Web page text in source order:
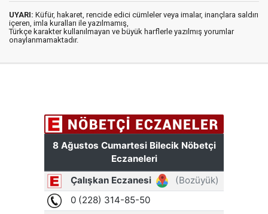
UYARI: Küfür, hakaret, rencide edici cümleler veya imalar, inançlara saldırı
içeren, imla kuralları ile yazılmamış,
Türkçe karakter kullanılmayan ve büyük harflerle yazılmış yorumlar
onaylanmamaktadır.